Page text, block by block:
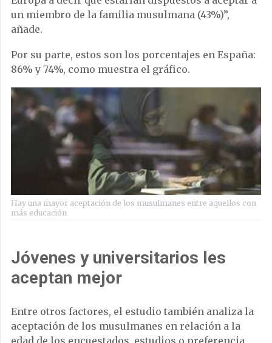
un miembro de la familia musulmana (43%)”,
añade.
Por su parte, estos son los porcentajes en España:
86% y 74%, como muestra el gráfico.
Hay una mayor aceptación de los musulmanes entre aquellos con
más educación
Jóvenes y universitarios les
aceptan mejor
Entre otros factores, el estudio también analiza la
aceptación de los musulmanes en relación a la